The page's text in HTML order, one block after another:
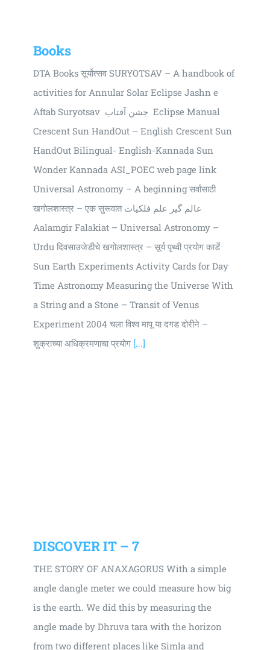
Books
DTA Books सूर्योत्सव SURYOTSAV – A handbook of
activities for Annular Solar Eclipse Jashn e
Aftab Suryotsav جشن آفتاب Eclipse Manual
Crescent Sun HandOut – English Crescent Sun
HandOut Bilingual- English-Kannada Sun
Wonder Kannada ASI_POEC web page link
Universal Astronomy – A beginning सर्वांसाठी
खगोलशास्त्र – एक सुरूवात عالم گیر علم فلکیات
Aalamgir Falakiat – Universal Astronomy –
Urdu दिवसाउजेडीचे खगोलशास्त्र – सूर्य पृथ्वी प्रयोग कार्डे
Sun Earth Experiments Activity Cards for Day
Time Astronomy Measuring the Universe With
a String and a Stone – Transit of Venus
Experiment 2004 चला विश्व मापू या दगड दोरीने –
शुक्राच्या अधिक्रमणाचा प्रयोग [...]
DISCOVER IT – 7
THE STORY OF ANAXAGORUS With a simple
angle dangle meter we could measure how big
is the earth. We did this by measuring the
angle made by Dhruva tara with the horizon
from two different places like Simla and